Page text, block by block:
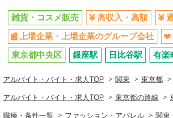
ます。
キープ
紹介予定派遣
雑貨販売
時給1500円〜1600円 ご経験に応じて優遇しま
雑貨・コスメ販売 高収入・高額
上場企業・上場企業のグループ会社
東京都中央区
銀座駅 日比谷駅 有楽
アルバイト・バイト・求人TOP 関東 東京都
アルバイト・バイト・求人TOP 東京都の路線
職種・条件一覧 ファッション・アパレル 関東